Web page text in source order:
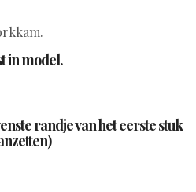
in model.
randje van het eerste stuk